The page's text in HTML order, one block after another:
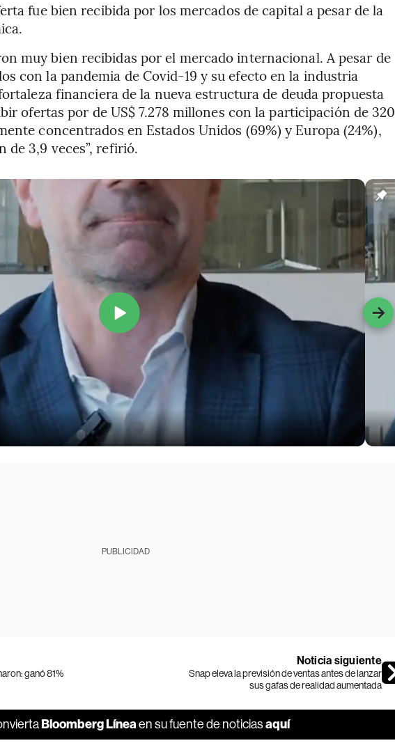
fue bien recibida por los mercados de capital a pesar de la
muy bien recibidas por el mercado internacional. A pesar de
con la pandemia de Covid-19 y su efecto en la industria
financiera de la nueva estructura de deuda propuesta
ofertas por de US$ 7.278 millones con la participación de 320
concentrados en Estados Unidos (69%) y Europa (24%),
de 3,9 veces”, refirió.
PUBLICIDAD
ganó 81%
Noticia siguiente
Snap eleva la previsión de ventas antes de lanzar
sus gafas de realidad aumentada
Bloomberg Líneaen su fuente de noticiasaquí